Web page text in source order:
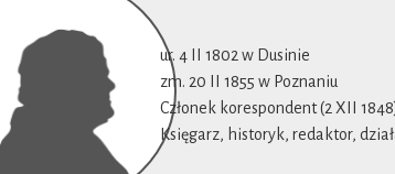
ur. 4 II 1802 w Dusinie
zm. 20 II 1855 w Poznaniu
Członek korespondent (2 XII
Księgarz, historyk, redaktor,